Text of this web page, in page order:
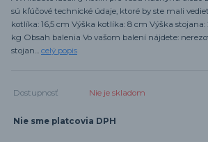
sú kľúčové technické údaje, ktoré by ste mali
kotlíka: 16,5 cm Výška kotlíka: 8 cm Výška
kg Obsah balenia Vo vašom balení nájdete:
stojan... celý popis
Dostupnosť Nie je skladom
Nie sme platcovia DPH